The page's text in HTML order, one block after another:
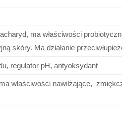
ma właściwości
skóry. Ma działanie
regulator pH, antyoksydant
właściwości nawilżające,